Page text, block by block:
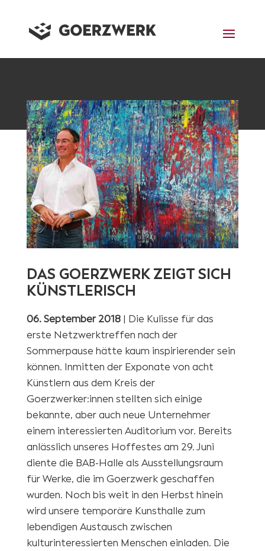
DAS GOERZWERK ZEIGT SICH
KÜNSTLERISCH
06. September 2018 | Die Kulisse für das
erste Netzwerktreffen nach der
Sommerpause hätte kaum inspirierender sein
können. Inmitten der Exponate von acht
Künstlern aus dem Kreis der
Goerzwerker:innen stellten sich einige
bekannte, aber auch neue Unternehmer
einem interessierten Auditorium vor. Bereits
anlässlich unseres Hoffestes am 29. Juni
diente die BAB-Halle als Ausstellungsraum
für Werke, die im Goerzwerk geschaffen
wurden. Noch bis weit in den Herbst hinein
wird unsere temporäre Kunsthalle zum
lebendigen Austausch zwischen
kulturinteressierten Menschen einladen. Die